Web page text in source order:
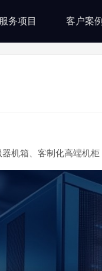
服务项目 客户案例
机箱、客制化高端机